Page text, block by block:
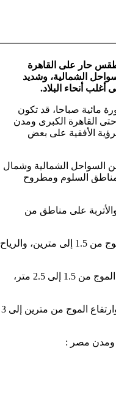
طقس حار على القاهرة
الشمالية، وشديد
أنحاء البلاد.
مائية صباحا، قد تكون
القاهرة الكبرى ومدن
الأفقية على بعض
الشمالية وشمال
مناطق السلوم ومطروح
على مناطق من
وبالنسبة لحالة البحر المتوسط، فتكون معتدلة، مع ارتفاع الموج من 1.5 إلى مترين، والرياح
أما البحر الأحمر، فتكون حالته معتدلة إلى مضطربة، وارتفاع الموج من 1.5 إلى 2.5 متر،
وفي خليج السويس، تكون حالة البحر معتدلة إلى مضطربة، وارتفاع الموج من مترين إلى 3
ومدن مصر :